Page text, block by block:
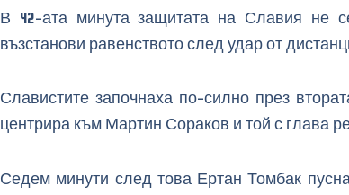
В 42-ата минута защитата на Славия не
възстанови равенството след удар от
Славистите започнаха по-силно през
центрира към Мартин Сораков и той с глава
Седем минути след това Ертан Томбак